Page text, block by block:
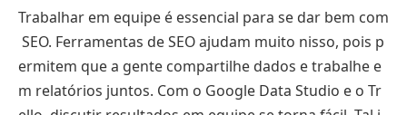
Trabalhar em equipe é essencial para se dar bem com
SEO. Ferramentas de SEO ajudam muito nisso, pois p
ermitem que a gente compartilhe dados e trabalhe e
m relatórios juntos. Com o Google Data Studio e o Tr